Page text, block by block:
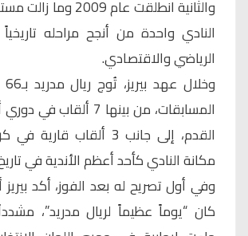
والثانية انطلقت عام
النادي واحدة من أنجح مراحله
الرياضي والاقتصادي.
المسابقات، من بينها 7
القدم، إلى جانب 3 ألقاب
مكانة النادي كأحد أعظم الأندية في
وفي أول تصريح له بعد الفوز، أكد بيريز
كان “يوماً عظيماً لريال مدريد”،